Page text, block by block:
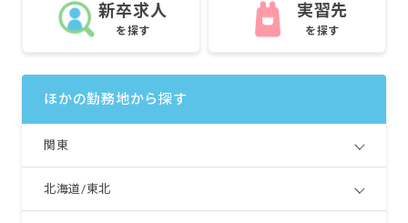
新卒求人
を探す
実習先
を探す
ほかの勤務地から探す
関東
北海道/東北